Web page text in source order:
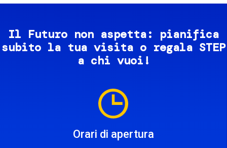
Il Futuro non aspetta: pianifica
subito la tua visita o regala STEP
a chi vuoi!
Orari di apertura